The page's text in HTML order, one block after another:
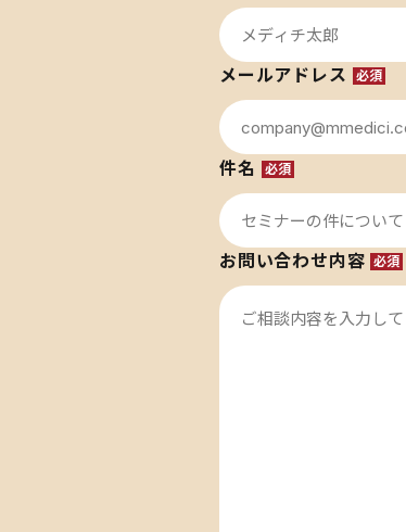
必須
メールアドレス
必須
件名
必須
お問い合わせ内容